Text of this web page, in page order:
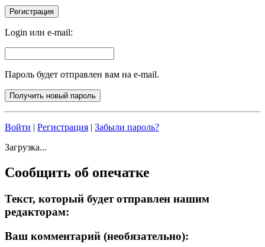
Login или e-mail:
Пароль будет отправлен вам на e-mail.
Войти | Регистрация | Забыли пароль?
Загрузка...
Сообщить об опечатке
Текст, который будет отправлен нашим
редакторам:
Ваш комментарий (необязательно):